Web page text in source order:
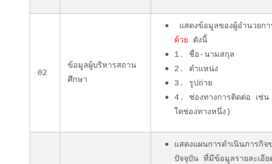
02
ข้อมูลผู้บริหารสถาน
ศึกษา
แสดงข้อมูลของผู้อำนวยก
ด้วย ดังนี้
1. ชื่อ-นามสกุล
2. ตำแหน่ง
3. รูปถ่าย
4. ช่องทางการติดต่อ เช่
ใดช่องทางหนึ่ง)
แสดงแผนการดำเนินภาร
ปัจจุบัน ที่มีข้อมูลรายละเอีย